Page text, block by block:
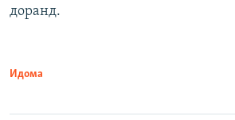
доранд.
Идома